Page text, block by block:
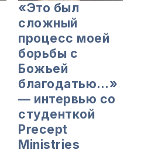
«Это был
сложный
процесс моей
борьбы с
Божьей
благодатью…»
— интервью со
студенткой
Precept
Ministries